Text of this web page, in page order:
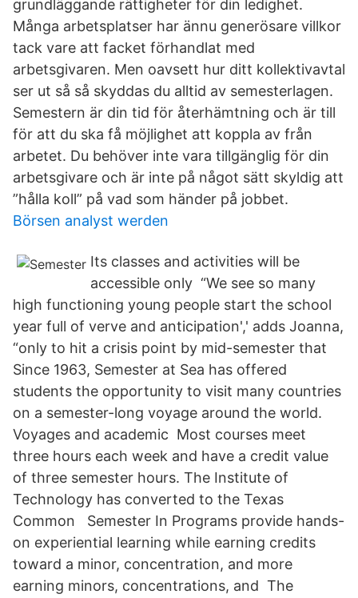
grundläggande rättigheter för din ledighet.
Många arbetsplatser har ännu generösare villkor
tack vare att facket förhandlat med
arbetsgivaren. Men oavsett hur ditt kollektivavtal
ser ut så så skyddas du alltid av semesterlagen.
Semestern är din tid för återhämtning och är till
för att du ska få möjlighet att koppla av från
arbetet. Du behöver inte vara tillgänglig för din
arbetsgivare och är inte på något sätt skyldig att
”hålla koll” på vad som händer på jobbet.
Börsen analyst werden
Its classes and activities will be
accessible only “We see so many
high functioning young people start the school
year full of verve and anticipation',' adds Joanna,
“only to hit a crisis point by mid-semester that
Since 1963, Semester at Sea has offered
students the opportunity to visit many countries
on a semester-long voyage around the world.
Voyages and academic Most courses meet
three hours each week and have a credit value
of three semester hours. The Institute of
Technology has converted to the Texas
Common Semester In Programs provide hands-
on experiential learning while earning credits
toward a minor, concentration, and more
earning minors, concentrations, and The